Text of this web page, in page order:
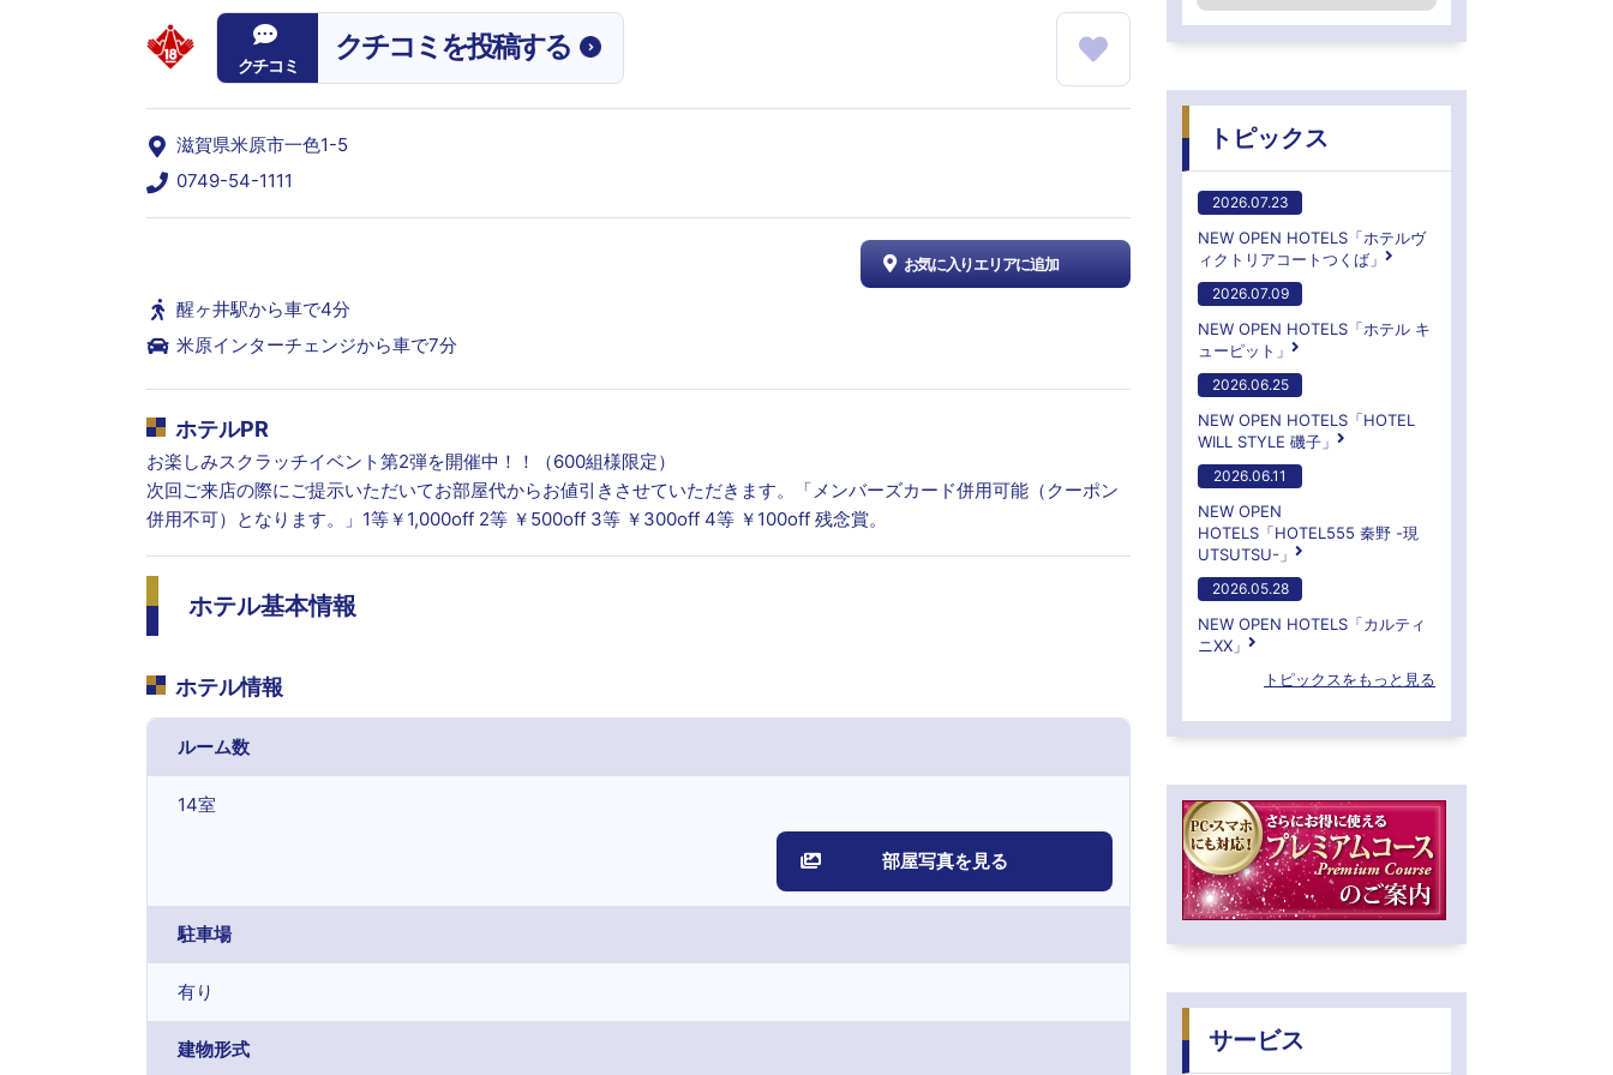
クチコミ
クチコミを投稿する
滋賀県米原市一色1-5
0749-54-1111
お気に入りエリアに追加
醒ヶ井駅から車で4分
米原インターチェンジから車で7分
ホテルPR
お楽しみスクラッチイベント第2弾を開催中！！（600組様限定）
次回ご来店の際にご提示いただいてお部屋代からお値引きさせていただきます。「メンバーズカード併用可能（クーポン
併用不可）となります。」1等￥1,000off 2等 ￥500off 3等 ￥300off 4等 ￥100off 残念賞。
ホテル基本情報
ホテル情報
ルーム数
14室
部屋写真を見る
駐車場
有り
建物形式
トピックス
2026.07.23
NEW OPEN HOTELS「ホテルヴ
ィクトリアコートつくば」
2026.07.09
NEW OPEN HOTELS「ホテル キ
ューピット」
2026.06.25
NEW OPEN HOTELS「HOTEL
WILL STYLE 磯子」
2026.06.11
NEW OPEN
HOTELS「HOTEL555 秦野 -現
UTSUTSU-」
2026.05.28
NEW OPEN HOTELS「カルティ
ニXX」
トピックスをもっと見る
サービス